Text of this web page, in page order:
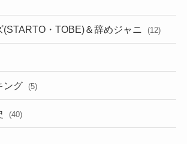
(STARTO・TOBE)＆辞めジャニ (12)
ング (5)
(40)